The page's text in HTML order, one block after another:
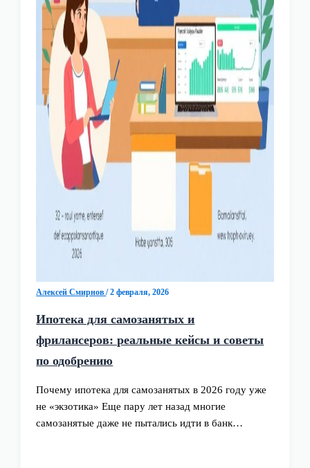
Алексей Смирнов/2 февраля, 2026
Ипотека для самозанятых и
фрилансеров: реальные кейсы и советы
по одобрению
Почему ипотека для самозанятых в 2026 году уже
не «экзотика» Еще пару лет назад многие
самозанятые даже не пытались идти в банк…